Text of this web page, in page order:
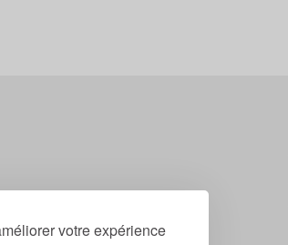
votre expérience